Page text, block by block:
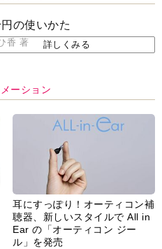
の使いかた
香 著 詳しくみる
ーション
耳にすっぽり！オーティコン補
聴器、新しいスタイルで All in
Ear の「オーティコン ジー
ル」を発売